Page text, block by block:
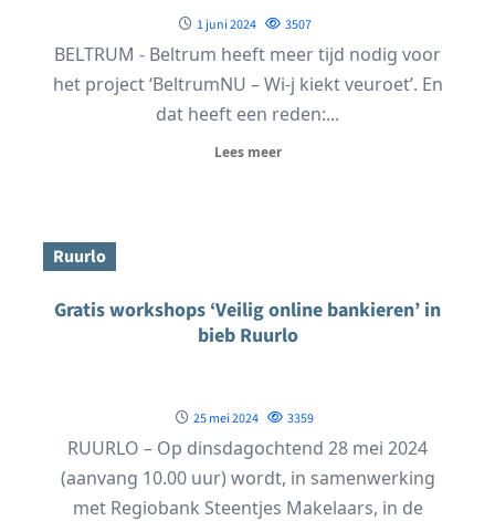
1 juni 2024 3507
BELTRUM - Beltrum heeft meer tijd nodig voor
het project ‘BeltrumNU – Wi-j kiekt veuroet’. En
dat heeft een reden:...
Lees meer
Ruurlo
Gratis workshops ‘Veilig online bankieren’ in
bieb Ruurlo
25 mei 2024 3359
RUURLO – Op dinsdagochtend 28 mei 2024
(aanvang 10.00 uur) wordt, in samenwerking
met Regiobank Steentjes Makelaars, in de